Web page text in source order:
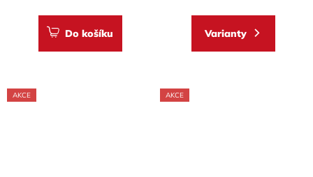
Do košíku Varianty
AKCE AKCE